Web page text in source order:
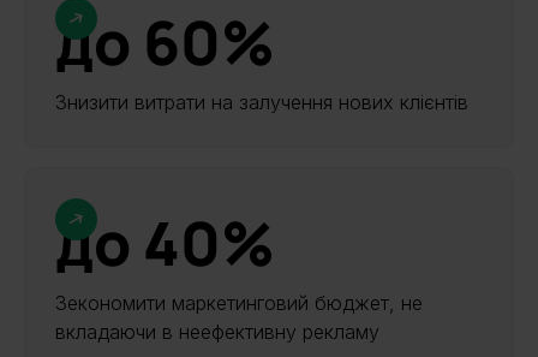
до 60%
Знизити витрати на залучення нових клієнтів
до 40%
Зекономити маркетинговий бюджет, не
вкладаючи в неефективну рекламу